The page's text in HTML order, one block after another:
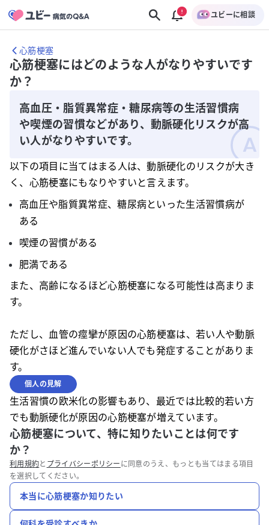
ユビーに相談
心筋梗塞
心筋梗塞にはどのような人がなりやすいです
か？
高血圧・脂質異常症・糖尿病等の生活習慣病
や喫煙の習慣などがあり、動脈硬化リスクが高
い人がなりやすいです。
以下の項目に当てはまる人は、動脈硬化のリスクが大き
く、心筋梗塞にもなりやすいと言えます。
高血圧や脂質異常症、糖尿病といった生活習慣病が
ある
喫煙の習慣がある
肥満である
また、高齢になるほど心筋梗塞になる可能性は高まりま
す。
ただし、血管の痙攣が原因の心筋梗塞は、若い人や動脈
硬化がさほど進んでいない人でも発症することがありま
す。
個人の見解
生活習慣の欧米化の影響もあり、最近では比較的若い方
でも動脈硬化が原因の心筋梗塞が増えています。
心筋梗塞について、特に知りたいことは何です
か？
利用規約と プライバシーポリシー に同意のうえ、もっとも当てはまる項目
を選択してください。
本当に心筋梗塞か知りたい